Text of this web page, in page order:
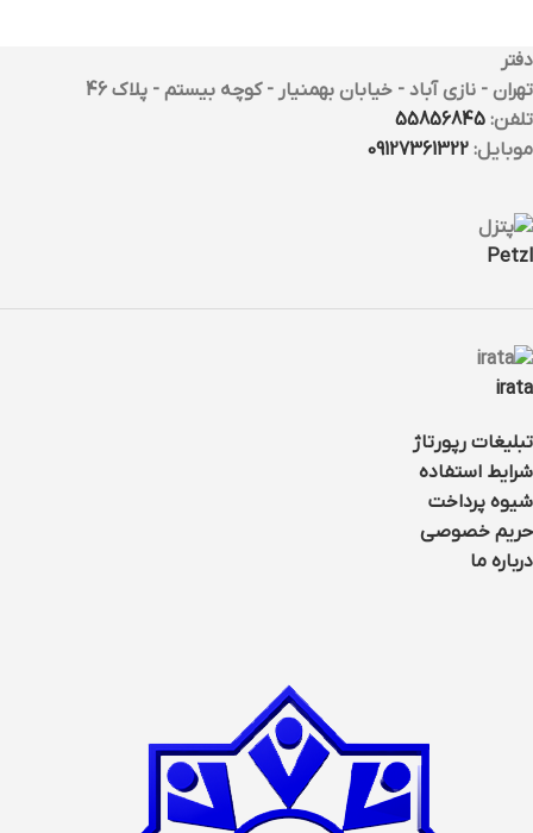
دفتر
تهران - نازی آباد - خیابان بهمنیار - کوچه بیستم - پلاک 46
تلفن: 55856845
موبایل: 09127361322
Petzl
irata
تبلیغات رپورتاژ
شرایط استفاده
شیوه پرداخت
حریم خصوصی
درباره ما